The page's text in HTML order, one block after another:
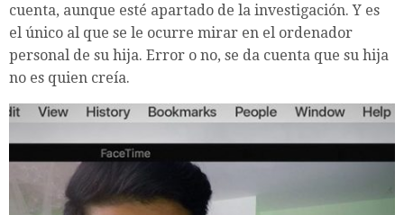
cuenta, aunque esté apartado de la investigación. Y es
el único al que se le ocurre mirar en el ordenador
personal de su hija. Error o no, se da cuenta que su hija
no es quien creía.